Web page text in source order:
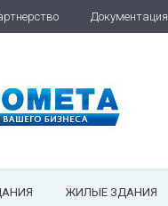
Документация
ЖИЛЫЕ ЗДАНИЯ